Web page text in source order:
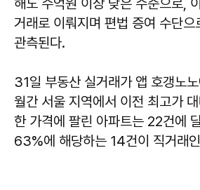
해도 수억원 이상 낮은 수준으로,
거래로 이뤄지며 편법 증여 수단
관측된다.
31일 부동산 실거래가 앱 호갱노
월간 서울 지역에서 이전 최고가
한 가격에 팔린 아파트는 22건에
63%에 해당하는 14건이 직거래